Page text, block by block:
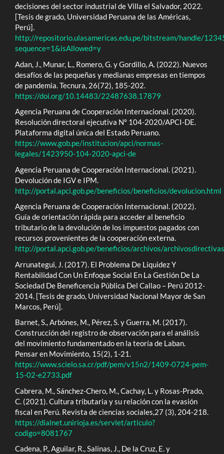
decisiones del sector industrial de Villa el Salvador, 2022.
[Tesis de grado, Universidad Peruana de las Américas,
Perú].
http://repositorio.ulasamericas.edu.pe/bitstream/handle/
sequence=1&isAllowed=y
Adan, J., Munar, L., Romero, G. y Gordillo, A. (2022). Nuevos
desafíos de las pequeñas y medianas empresas en tiempos
de pandemia. Tecnura, 26(72), 185-202.
https://doi.org/10.14483/22487638.17879
Agencia Peruana de Cooperación Internacional. (2020).
Resolución directoral ejecutiva Nº 104-2020/APCI-DE.
Plataforma digital única del Estado Peruano.
https://www.gob.pe/institucion/apci/normas-
legales/1423950-104-2020-apci-de
Agencia Peruana de Cooperación Internacional. (2021).
Devolución de IGV e IPM.
http://portal.apci.gob.pe/beneficios/beneficios/devolucion.html
Agencia Peruana de Cooperación Internacional. (2022).
Guía de orientación rápida para acceder al beneficio
tributario de la devolución de los impuestos pagados con
recursos provenientes de la cooperación externa.
http://portal.apci.gob.pe/beneficios/archivos/
Arrunategui, J. (2017). El Problema De Liquidez Y
Rentabilidad Con Un Enfoque Social En La Gestión De La
Sociedad De Beneficencia Pública Del Callao – Perú 2012-
2014. [Tesis de grado, Universidad Nacional Mayor de San
Marcos, Perú].
Barnet, S., Arbónes, M., Pérez, S. y Guerra, M. (2017).
Construcción del registro de observación para el análisis
del movimiento fundamentado en la teoría de Laban.
Pensar en Movimiento, 15(2), 1-21.
https://www.scielo.sa.cr/pdf/pem/v15n2/1409-0724-pem-
15-02-e2733.pdf
Cabrera, M., Sánchez-Chero, M., Cachay, L. y Rosas-Prado,
C. (2021). Cultura tributaria y su relación con la evasión
fiscal en Perú. Revista de ciencias sociales,27 (3), 204-218.
https://dialnet.unirioja.es/servlet/articulo?
codigo=8081767
Cadena, P., Aguilar, R., Salinas, J., De la Cruz, E. y